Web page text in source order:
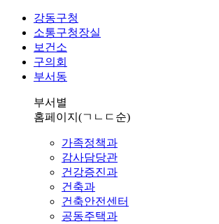
강동구청
소통구청장실
보건소
구의회
부서동
부서별
홈페이지 (ㄱㄴㄷ순)
가족정책과
감사담당관
건강증진과
건축과
건축안전센터
공동주택과